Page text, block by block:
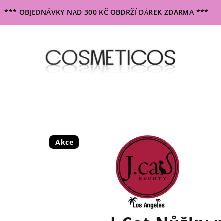
*** OBJEDNÁVKY NAD 300 KČ OBDRŽÍ DÁREK ZDARMA ***
Akce